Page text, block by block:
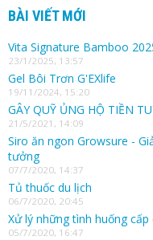
BÀI VIẾT MỚI
Vita Signature Bamboo
23/1/2025, 13:57
Gel Bôi Trơn G'EXlife
19/11/2024, 15:20
GÂY QUỸ ỦNG HỘ TIỀN
21/5/2021, 14:09
Siro ăn ngon Growsure -
tưởng
07/7/2020, 14:37
Tủ thuốc du lịch
06/7/2020, 20:45
Xử lý những tình huống
05/7/2020, 16:47